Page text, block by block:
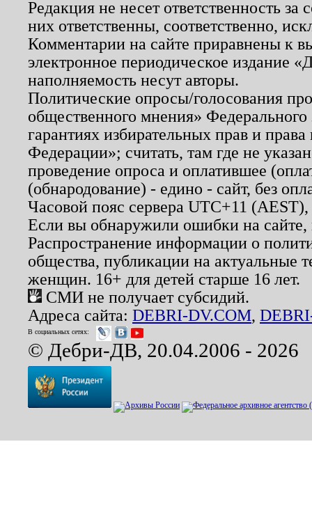
Редакция не несет ответственность
них ответственны, соответственно,
Комментарии на сайте приравнены к
электронное периодическое издание
наполняемость несут авторы.
Политические опросы/голосования
общественного мнения»
гарантиях избирательных прав и
Федерации»; считать, там где не
проведение опроса и оплатившее
(обнародование) - едино - сайт, без
Часовой пояс сервера UTC+11
Если вы обнаружили ошибки на
Распространение информации о
общества, публикации на актуальные
женщин. 16+ для детей старше 16 лет.
СМИ не получает субсидий.
Адреса сайта: DEBRI-DV.COM,
В социальных сетях:
© Дебри-ДВ, 20.04.2006 - 2026